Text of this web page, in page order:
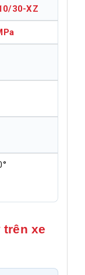
30-XZ
trên xe